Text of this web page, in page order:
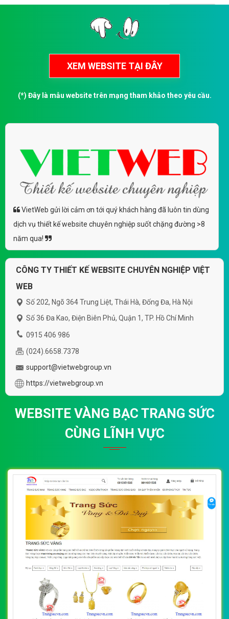
(*) Đây là mẫu website trên mạng tham khảo theo yêu cầu.
VietWeb gửi lời cảm ơn tới quý khách hàng đã luôn tin dùng
dịch vụ thiết kế website chuyên nghiệp suốt chặng đường >8
năm qua!
CÔNG TY THIẾT KẾ WEBSITE CHUYÊN NGHIỆP VIỆT
WEB
Số 202, Ngõ 364 Trung Liệt, Thái Hà, Đống Đa, Hà Nội
Số 36 Đa Kao, Điện Biên Phủ, Quận 1, TP. Hồ Chí Minh
0915 406 986
(024).6658.7378
support@vietwebgroup.vn
https://vietwebgroup.vn
WEBSITE VÀNG BẠC TRANG SỨC
CÙNG LĨNH VỰC